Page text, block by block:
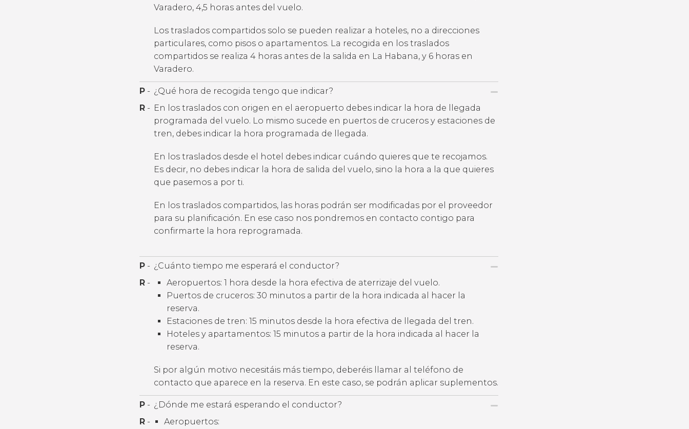
Varadero, 4,5 horas antes del vuelo.
Los traslados compartidos solo se pueden realizar a hoteles, no a direcciones
particulares, como pisos o apartamentos. La recogida en los traslados
compartidos se realiza 4 horas antes de la salida en La Habana, y 6 horas en
Varadero.
P - ¿Qué hora de recogida tengo que indicar?
R - En los traslados con origen en el aeropuerto debes indicar la hora de llegada
programada del vuelo. Lo mismo sucede en puertos de cruceros y estaciones de
tren, debes indicar la hora programada de llegada.
En los traslados desde el hotel debes indicar cuándo quieres que te recojamos.
Es decir, no debes indicar la hora de salida del vuelo, sino la hora a la que quieres
que pasemos a por ti.
En los traslados compartidos, las horas podrán ser modificadas por el proveedor
para su planificación. En ese caso nos pondremos en contacto contigo para
confirmarte la hora reprogramada.
P - ¿Cuánto tiempo me esperará el conductor?
R -
Aeropuertos: 1 hora desde la hora efectiva de aterrizaje del vuelo.
Puertos de cruceros: 30 minutos a partir de la hora indicada al hacer la
reserva.
Estaciones de tren: 15 minutos desde la hora efectiva de llegada del tren.
Hoteles y apartamentos: 15 minutos a partir de la hora indicada al hacer la
reserva.
Si por algún motivo necesitáis más tiempo, deberéis llamar al teléfono de
contacto que aparece en la reserva. En este caso, se podrán aplicar suplementos.
P - ¿Dónde me estará esperando el conductor?
R -
Aeropuertos: